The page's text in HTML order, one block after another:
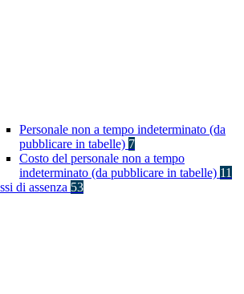
Personale non a tempo indeterminato (da
pubblicare in tabelle) 7
Costo del personale non a tempo
indeterminato (da pubblicare in tabelle) 11
di assenza 53